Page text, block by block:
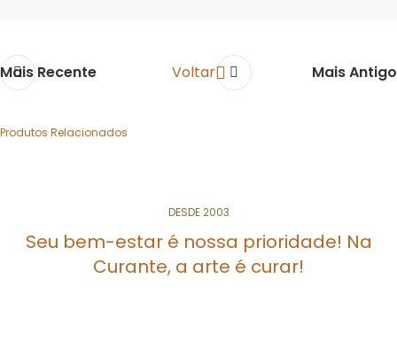
Mais Recente Voltar Mais Antigo
Produtos Relacionados
DESDE 2003
Seu bem-estar é nossa prioridade! Na
Curante, a arte é curar!